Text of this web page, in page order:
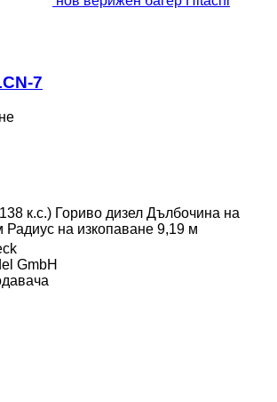
7
к.с.) Гориво дизел Дълбочина на
Радиус на изкопаване 9,19 м
GmbH